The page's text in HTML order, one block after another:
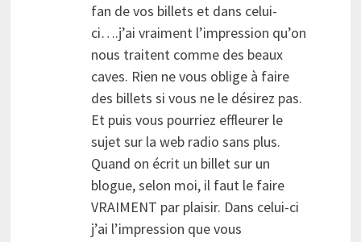
fan de vos billets et dans celui-
ci….j’ai vraiment l’impression qu’on
nous traitent comme des beaux
caves. Rien ne vous oblige à faire
des billets si vous ne le désirez pas.
Et puis vous pourriez effleurer le
sujet sur la web radio sans plus.
Quand on écrit un billet sur un
blogue, selon moi, il faut le faire
VRAIMENT par plaisir. Dans celui-ci
j’ai l’impression que vous